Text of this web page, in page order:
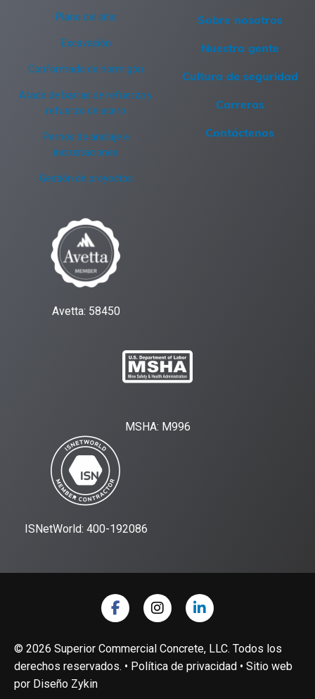
Plano del sitio
Excavación
Conformado de hormigón
Atado de barras de refuerzo y
refuerzo de acero
Pernos de anclaje e
incrustaciones
Gestión de proyectos
Sobre nosotros
Nuestra gente
Cultura de seguridad
Carreras
Contáctenos
Avetta: 58450
MSHA: M996
ISNetWorld: 400-192086
© 2026 Superior Commercial Concrete, LLC. Todos los
derechos reservados. • Política de privacidad • Sitio web
por Diseño Zykin